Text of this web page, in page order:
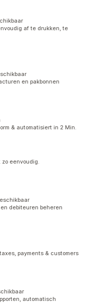
af te drukken, te
en pakbonnen
& automatisiert in 2 Min.
eenvoudig.
debiteuren beheren
payments & customers
automatisch